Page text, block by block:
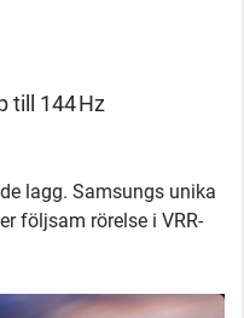
till 144 Hz
lagg. Samsungs unika
följsam rörelse i VRR-